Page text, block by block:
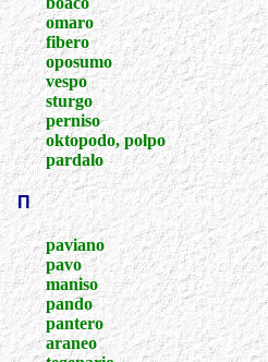
omaro
fibero
oposumo
vespo
sturgo
perniso
oktopodo, polpo
pardalo
П
paviano
pavo
maniso
pando
pantero
araneo